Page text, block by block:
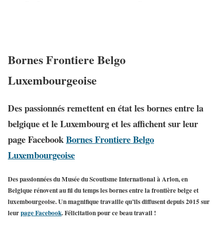
Bornes Frontiere Belgo
Luxembourgeoise
Des passionnés remettent en état les bornes entre la
belgique et le Luxembourg et les affichent sur leur
page FacebookBornes Frontiere Belgo
Luxembourgeoise
Des passionnées du Musée du Scoutisme International à Arlon, en
Belgique rénovent au fil du temps les bornes entre la frontière belge et
luxembourgeoise. Un magnifique travaille qu’ils diffusent depuis 2015 sur
leurpage Facebook. Félicitation pour ce beau travail !